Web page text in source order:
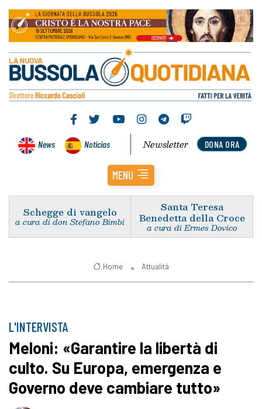
News Noticias DONA ORA
Newsletter
MENU
Schegge di vangelo
a cura di don Stefano Bimbi
Santa Teresa
Benedetta della Croce
a cura di Ermes Dovico
Home Attualità
L'INTERVISTA
Meloni: «Garantire la libertà di
culto. Su Europa, emergenza e
Governo deve cambiare tutto»